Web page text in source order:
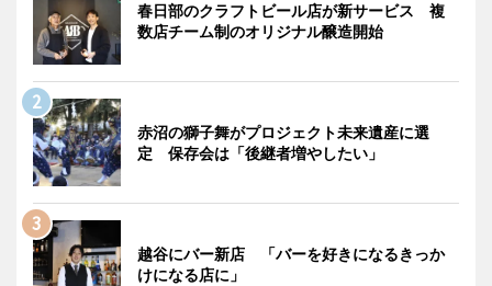
春日部のクラフトビール店が新サービス 複
数店チーム制のオリジナル醸造開始
赤沼の獅子舞がプロジェクト未来遺産に選
定 保存会は「後継者増やしたい」
越谷にバー新店 「バーを好きになるきっか
けになる店に」